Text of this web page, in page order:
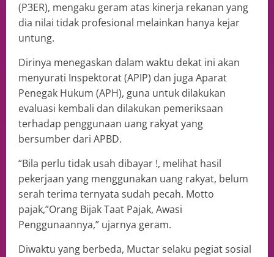
(P3ER), mengaku geram atas kinerja rekanan yang
dia nilai tidak profesional melainkan hanya kejar
untung.
Dirinya menegaskan dalam waktu dekat ini akan
menyurati Inspektorat (APIP) dan juga Aparat
Penegak Hukum (APH), guna untuk dilakukan
evaluasi kembali dan dilakukan pemeriksaan
terhadap penggunaan uang rakyat yang
bersumber dari APBD.
“Bila perlu tidak usah dibayar !, melihat hasil
pekerjaan yang menggunakan uang rakyat, belum
serah terima ternyata sudah pecah. Motto
pajak,”Orang Bijak Taat Pajak, Awasi
Penggunaannya,” ujarnya geram.
Diwaktu yang berbeda, Muctar selaku pegiat sosial